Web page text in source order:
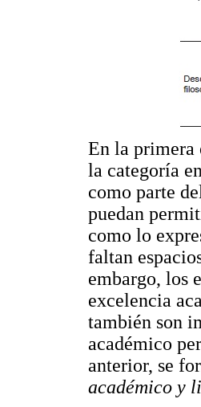
En la
la categoría
como parte
puedan
como lo
faltan
embargo, los
excelencia
también son
académico
anterior, se
académico y